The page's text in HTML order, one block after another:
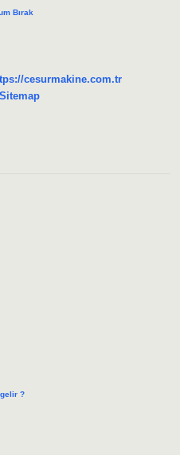
Bırak
cesurmakine.com.tr
Sitemap
?